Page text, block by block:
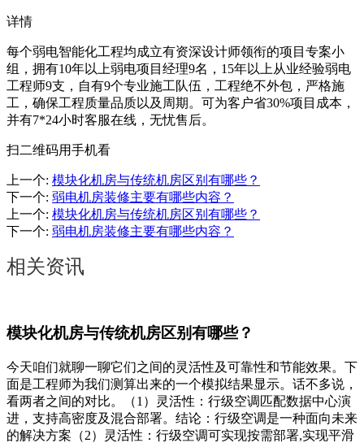
详情
每个弱电智能化工程均成立有资深设计师领衔的项目专案小
组，拥有10年以上弱电项目经理9名，15年以上从业经验弱电
工程师9支，自有9个专业施工队伍，工程绝不外包，严格施
工，确保工程质量品质以及周期。可为客户省30%项目成本，
并有7*24小时客服在线，无忧售后。
扫二维码用手机看
上一个: 模块化机房与传统机房区别有哪些？
下一个: 弱电机房装修主要有哪些内容？
上一个: 模块化机房与传统机房区别有哪些？
下一个: 弱电机房装修主要有哪些内容？
相关资讯
模块化机房与传统机房区别有哪些？
今天咱们就聊一聊它们之间的灵活性及可靠性和节能效果。下
面是工程师为我们测算出来的一个模拟结果显示。话不多说，
看两者之间的对比。（1）灵活性：行级空调匹配数据中心演
进，支持高密度及混合部署。结论：行级空调是一种面向未来
的解决方案（2）灵活性：行级空调可实现按需部署,实现平滑